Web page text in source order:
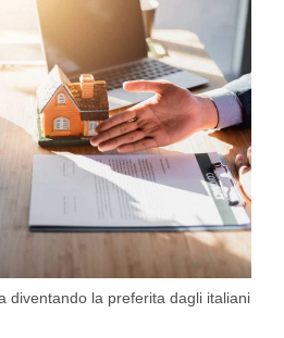
diventando la preferita dagli italiani